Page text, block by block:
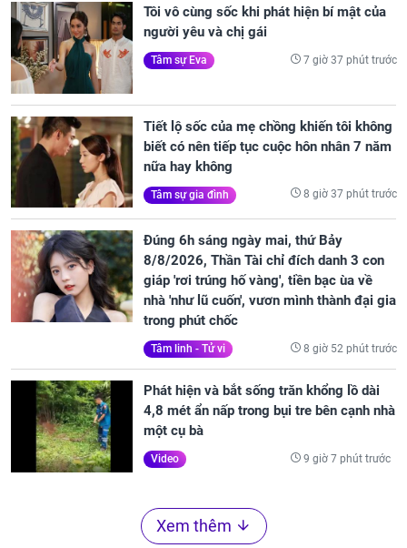
Tôi vô cùng sốc khi phát hiện bí mật của
người yêu và chị gái
Tâm sự Eva 7 giờ 37 phút trước
Tiết lộ sốc của mẹ chồng khiến tôi không
biết có nên tiếp tục cuộc hôn nhân 7 năm
nữa hay không
Tâm sự gia đình 8 giờ 37 phút trước
Đúng 6h sáng ngày mai, thứ Bảy
8/8/2026, Thần Tài chỉ đích danh 3 con
giáp 'rơi trúng hố vàng', tiền bạc ùa về
nhà 'như lũ cuốn', vươn mình thành đại gia
trong phút chốc
Tâm linh - Tử vi 8 giờ 52 phút trước
Phát hiện và bắt sống trăn khổng lồ dài
4,8 mét ẩn nấp trong bụi tre bên cạnh nhà
một cụ bà
Video 9 giờ 7 phút trước
Xem thêm